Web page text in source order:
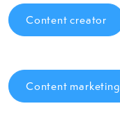
Content creator
Content marketing